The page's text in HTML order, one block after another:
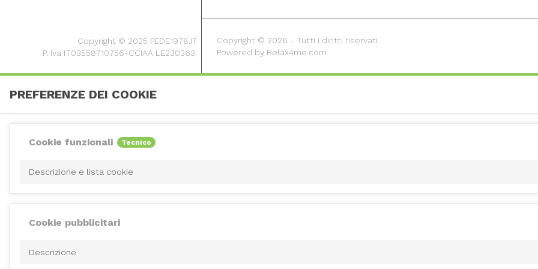
Copyright © 2025 PEDE1978.IT
P. Iva IT03558710756-CCIAA LE230363
Copyright © 2026 - Tutti i diritti riservati.
Powered by Relax4me.com
PREFERENZE DEI COOKIE
Cookie funzionali Tecnico
Descrizione e lista cookie
Cookie pubblicitari
Descrizione